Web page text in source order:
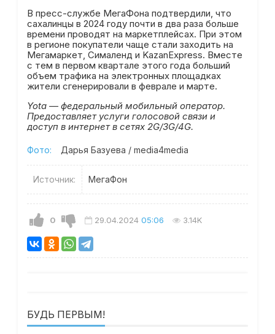
В пресс-службе МегаФона подтвердили, что
сахалинцы в 2024 году почти в два раза больше
времени проводят на маркетплейсах. При этом
в регионе покупатели чаще стали заходить на
Мегамаркет, Сималенд и KazanExpress. Вместе
с тем в первом квартале этого года больший
объем трафика на электронных площадках
жители сгенерировали в феврале и марте.
Yota — федеральный мобильный оператор.
Предоставляет услуги голосовой связи и
доступ в интернет в сетях 2G/3G/4G.
Фото: Дарья Базуева / media4media
Источник: МегаФон
0 29.04.2024 05:06 3.14K
БУДЬ ПЕРВЫМ!